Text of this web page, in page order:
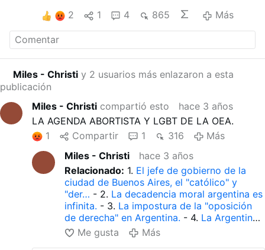
2 1 4 865 Más
Miles - Christi y 2 usuarios más enlazaron a esta
publicación
Miles - Christi compartió esto
hace 3 años
LA AGENDA ABORTISTA Y LGBT DE LA OEA.
1
Compartir 1 316
Más
Miles - Christi
hace 3 años
Relacionado: 1. El jefe de gobierno de la
ciudad de Buenos Aires, el "católico" y
"der… - 2. La decadencia moral argentina es
infinita. - 3. La impostura de la "oposición
de derecha" en Argentina. - 4. La Argentina
gangrenada por la ideología feminista y
LGBT.
- 5.
Ministerio de Salud promueve la
Me gusta Más